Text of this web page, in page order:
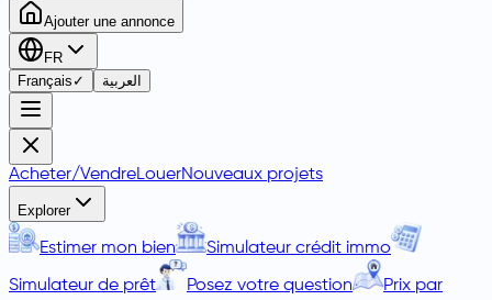
Ajouter une annonce
FR
Français ✓ العربية
Acheter/VendreLouerNouveaux projets
Explorer
Estimer mon bien Simulateur crédit immo
Simulateur de prêt Posez votre question Prix par